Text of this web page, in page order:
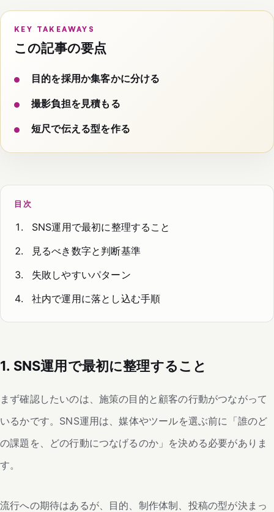
KEY TAKEAWAYS
この記事の要点
目的を採用か集客かに分ける
撮影負担を見積もる
短尺で伝える型を作る
目次
SNS運用で最初に整理すること
見るべき数字と判断基準
失敗しやすいパターン
社内で運用に落とし込む手順
1. SNS運用で最初に整理すること
まず確認したいのは、施策の目的と顧客の行動がつながって
いるかです。SNS運用は、媒体やツールを選ぶ前に「誰のど
の課題を、どの行動につなげるのか」を決める必要がありま
す。
流行への期待はあるが、目的、制作体制、投稿の型が決まっ